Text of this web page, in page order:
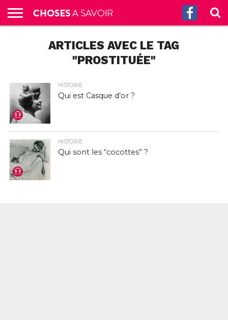
CULTURE
SCIENCES
HISTOIRE
ÉCONOMIE
INCROYABLE
S’ABONNER
CONTACT
PROPOSARTICLES AVEC LE TAG
"PROSTITUÉE"
HISTOIRE
Qui est Casque d’or ?
HISTOIRE
Qui sont les “cocottes” ?